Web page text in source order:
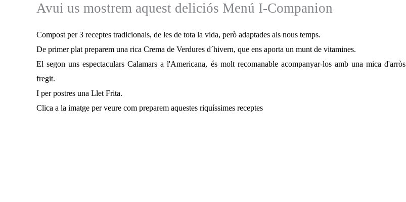
Avui us mostrem aquest deliciós Menú I-Companion
Compost per 3 receptes tradicionals, de les de tota la vida, però adaptades als nous temps.
De primer plat preparem una rica Crema de Verdures d´hivern, que ens aporta un munt de vitamines.
El segon uns espectaculars Calamars a l'Americana, és molt recomanable acompanyar-los amb una mica d'arròs
fregit.
I per postres una Llet Frita.
Clica a la imatge per veure com preparem aquestes riquíssimes receptes